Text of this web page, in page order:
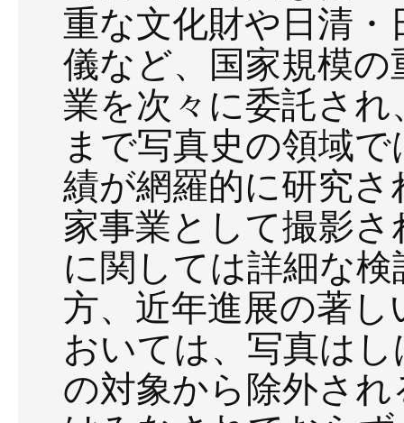
重な文化財や日清
儀など、国家規模
業を次々に委託さ
まで写真史の領域
績が網羅的に研究
家事業として撮影
に関しては詳細な
方、近年進展の著
おいては、写真は
の対象から除外さ